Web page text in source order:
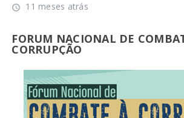
access_time 11 meses atrás
FORUM NACIONAL DE
CORRUPÇÃO